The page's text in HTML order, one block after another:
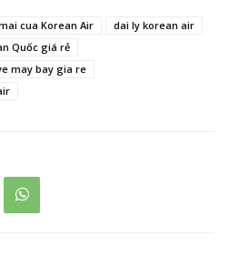
cua Korean Air
dai ly korean air
Quốc giá rẻ
may bay gia re